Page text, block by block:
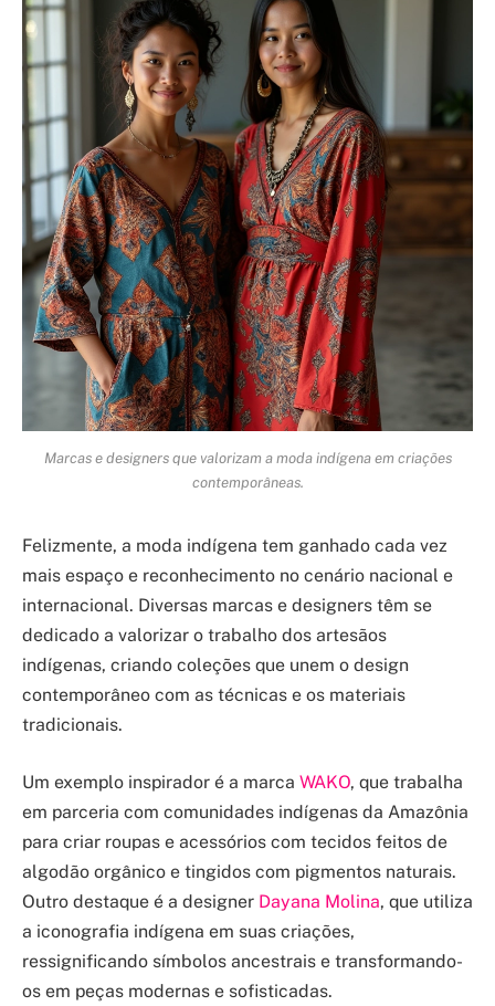
Marcas e designers que valorizam a moda indígena em criações
contemporâneas.
Felizmente, a moda indígena tem ganhado cada vez
mais espaço e reconhecimento no cenário nacional e
internacional. Diversas marcas e designers têm se
dedicado a valorizar o trabalho dos artesãos
indígenas, criando coleções que unem o design
contemporâneo com as técnicas e os materiais
tradicionais.
Um exemplo inspirador é a marca WAKO, que trabalha
em parceria com comunidades indígenas da Amazônia
para criar roupas e acessórios com tecidos feitos de
algodão orgânico e tingidos com pigmentos naturais.
Outro destaque é a designer Dayana Molina, que utiliza
a iconografia indígena em suas criações,
ressignificando símbolos ancestrais e transformando-
os em peças modernas e sofisticadas.